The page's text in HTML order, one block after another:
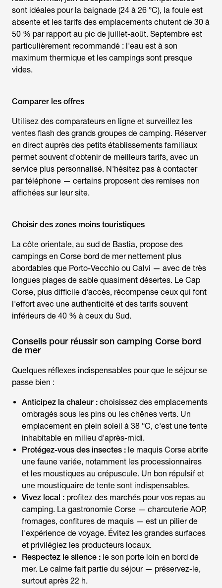
sont idéales pour la baignade (24 à 26 °C), la foule est
absente et les tarifs des emplacements chutent de 30 à
50 % par rapport au pic de juillet-août. Septembre est
particulièrement recommandé : l'eau est à son
maximum thermique et les campings sont presque
vides.
Comparer les offres
Utilisez des comparateurs en ligne et surveillez les
ventes flash des grands groupes de camping. Réserver
en direct auprès des petits établissements familiaux
permet souvent d'obtenir de meilleurs tarifs, avec un
service plus personnalisé. N'hésitez pas à contacter
par téléphone — certains proposent des remises non
affichées sur leur site.
Choisir des zones moins touristiques
La côte orientale, au sud de Bastia, propose des
campings en Corse bord de mernettement plus
abordables que Porto-Vecchio ou Calvi — avec de très
longues plages de sable quasiment désertes. Le Cap
Corse, plus difficile d'accès, récompense ceux qui font
l'effort avec une authenticité et des tarifs souvent
inférieurs de 40 % à ceux du Sud.
Conseils pour réussir son camping Corse bord
de mer
Quelques réflexes indispensables pour que le séjour se
passe bien :
Anticipez la chaleur : choisissez des emplacements
ombragés sous les pins ou les chênes verts. Un
emplacement en plein soleil à 38 °C, c'est une tente
inhabitable en milieu d'après-midi.
Protégez-vous des insectes : le maquis Corse abrite
une faune variée, notamment les processionnaires
et les moustiques au crépuscule. Un bon répulsif et
une moustiquaire de tente sont indispensables.
Vivez local : profitez des marchés pour vos repas au
camping. La gastronomie Corse — charcuterie AOP,
fromages, confitures de maquis — est un pilier de
l'expérience de voyage. Évitez les grandes surfaces
et privilégiez les producteurs locaux.
Respectez le silence : le son porte loin en bord de
mer. Le calme fait partie du séjour — préservez-le,
surtout après 22 h.